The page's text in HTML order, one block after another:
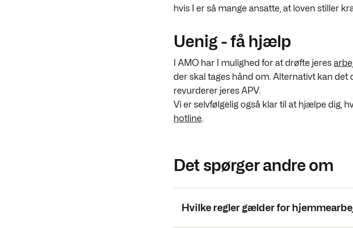
hvis I er så mange ansatte, at loven stiller
Uenig - få hjælp
I AMO har I mulighed for at drøfte jeres
der skal tages hånd om. Alternativt kan det
revurderer jeres APV.
Vi er selvfølgelig også klar til at hjælpe dig,
hotline.
Det spørger andre om
Hvilke regler gælder for